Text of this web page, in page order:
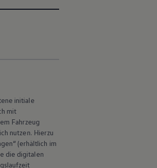
initiale
mit
Fahrzeug
nutzen. Hierzu
“ (erhältlich im
die digitalen